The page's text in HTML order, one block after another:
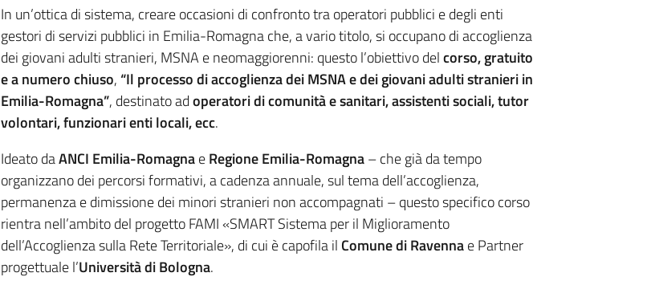
Introduzione
In un’ottica di sistema, creare occasioni di confronto tra operatori pubblici e degli enti
gestori di servizi pubblici in Emilia-Romagna che, a vario titolo, si occupano di accoglienza
dei giovani adulti stranieri, MSNA e neomaggiorenni: questo l’obiettivo delcorso, gratuito
e a numero chiuso, “Il processo di accoglienza dei MSNA e dei giovani adulti stranieri in
Emilia-Romagna”, destinato adoperatori di comunità e sanitari, assistenti sociali, tutor
volontari, funzionari enti locali, ecc.
Ideato daANCI Emilia-RomagnaeRegione Emilia-Romagna– che già da tempo
organizzano dei percorsi formativi, a cadenza annuale, sul tema dell’accoglienza,
permanenza e dimissione dei minori stranieri non accompagnati – questo specifico corso
rientra nell’ambito del progetto FAMI «SMART Sistema per il Miglioramento
dell’Accoglienza sulla Rete Territoriale», di cui è capofila il Comune di Ravennae Partner
progettuale l’Università di Bologna.